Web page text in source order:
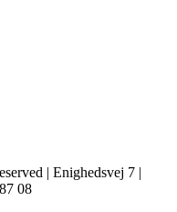
| Enighedsvej 7 |
08